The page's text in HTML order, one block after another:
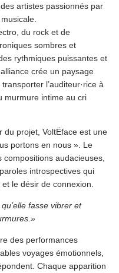
artistes passionnés par
du rock et de
sombres et
rythmiques puissantes et
crée un paysage
l’auditeur·rice à
murmure intime au cri
du projet, VoltËface est une
portons en nous ». Le
audacieuses,
introspectives qui
le désir de connexion.
fasse vibrer et
des performances
voyages émotionnels,
Chaque apparition